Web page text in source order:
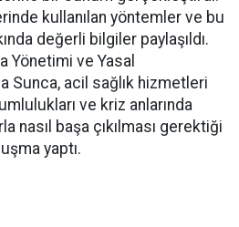
kullanılan yöntemler ve bu
değerli bilgiler paylaşıldı.
Yönetimi ve Yasal
Sunca, acil sağlık hizmetleri
ve kriz anlarında
nasıl başa çıkılması gerektiği
yaptı.